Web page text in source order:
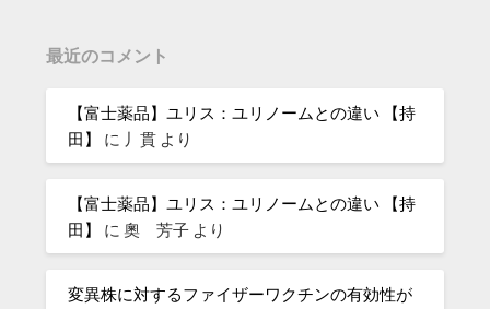
最近のコメント
【富士薬品】ユリス：ユリノームとの違い 【持
田】
に 丿貫 より
【富士薬品】ユリス：ユリノームとの違い 【持
田】
に奧 芳子 より
変異株に対するファイザーワクチンの有効性が